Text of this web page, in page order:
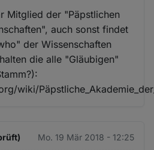
Mitglied der "Päpstlichen
auch sonst findet
der Wissenschaften
die alle "Gläubigen"
wiki/
Mo. 19 Mär 2018 - 12:25